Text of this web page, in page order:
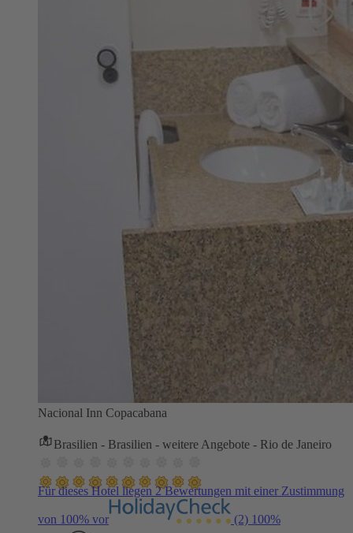
Nacional Inn Copacabana
Brasilien - Brasilien - weitere Angebote - Rio de Janeiro
Für dieses Hotel liegen 2 Bewertungen mit einer Zustimmung
von 100% vor (2) 100%